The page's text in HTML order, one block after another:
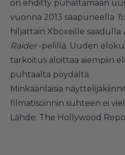
on ehditty puhaltamaan
vuonna 2013 saapuneella
hiljattain Xboxeille saadulla
Raider-pelillä. Uuden
tarkoitus aloittaa aiempiin
puhtaalta pöydältä.
Minkäänlaisia
filmatisoinnin suhteen ei
Lähde: The Hollywood